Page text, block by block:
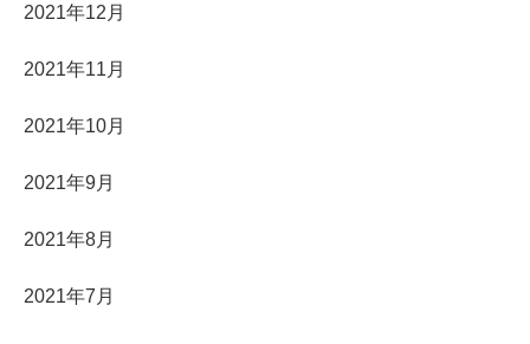
2021年12月
2021年11月
2021年10月
2021年9月
2021年8月
2021年7月